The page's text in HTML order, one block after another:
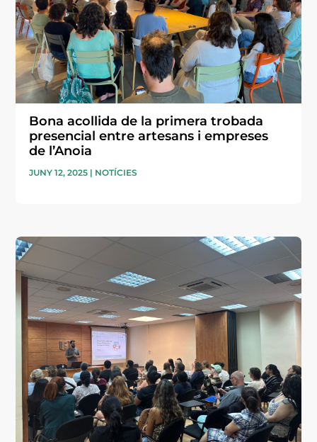
Bona acollida de la primera trobada
presencial entre artesans i empreses
de l’Anoia
JUNY 12, 2025 | NOTÍCIES